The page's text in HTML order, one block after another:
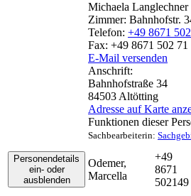
Michaela Langlechner
Zimmer: Bahnhofstr.
Telefon: +49 8671
Fax: +49 8671 502 71
E-Mail versenden
Anschrift:
Bahnhofstraße 34
84503 Altötting
Adresse auf Karte
Funktionen dieser
Sachbearbeiterin:
Personendetails
ein- oder
ausblenden
Odemer,
Marcella
+49
8671
502149